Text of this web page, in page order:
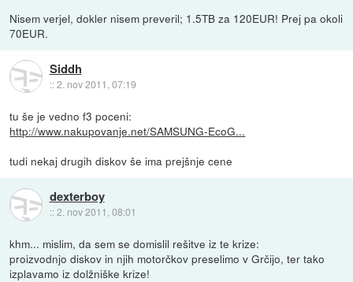
Nisem verjel, dokler nisem preveril; 1.5TB za 120EUR! Prej pa okoli
70EUR.
Siddh
::2. nov 2011, 07:19
tu še je vedno f3 poceni:
http://www.nakupovanje.net/SAMSUNG-EcoG...
tudi nekaj drugih diskov še ima prejšnje cene
dexterboy
::2. nov 2011, 08:01
khm... mislim, da sem se domislil rešitve iz te krize:
proizvodnjo diskov in njih motorčkov preselimo v Grčijo, ter tako
izplavamo iz dolžniške krize!